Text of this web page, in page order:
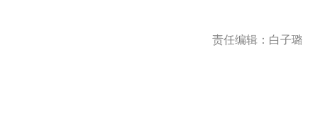
责任编辑：白子璐